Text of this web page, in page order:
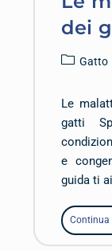
dei
Gatto
Le
gatti
e
guida ti
Continua